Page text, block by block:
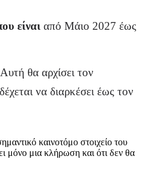
είναι από Μάιο 2027 έως
θα αρχίσει τον
να διαρκέσει έως τον
καινοτόμο στοιχείο του
μόνο μια κλήρωση και ότι δεν θα